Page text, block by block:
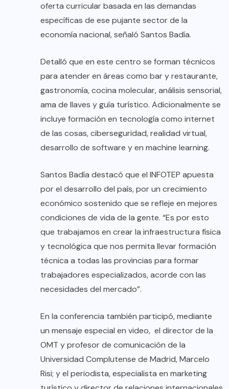
oferta curricular basada en las demandas
específicas de ese pujante sector de la
economía nacional, señaló Santos Badía.
Detalló que en este centro se forman técnicos
para atender en áreas como bar y restaurante,
gastronomía, cocina molecular, análisis sensorial,
ama de llaves y guía turístico. Adicionalmente se
incluye formación en tecnología como internet
de las cosas, ciberseguridad, realidad virtual,
desarrollo de software y en machine learning.
Santos Badía destacó que el INFOTEP apuesta
por el desarrollo del país, por un crecimiento
económico sostenido que se refleje en mejores
condiciones de vida de la gente. “Es por esto
que trabajamos en crear la infraestructura física
y tecnológica que nos permita llevar formación
técnica a todas las provincias para formar
trabajadores especializados, acorde con las
necesidades del mercado”.
En la conferencia también participó, mediante
un mensaje especial en video, el director de la
OMT y profesor de comunicación de la
Universidad Complutense de Madrid, Marcelo
Risi; y el periodista, especialista en marketing